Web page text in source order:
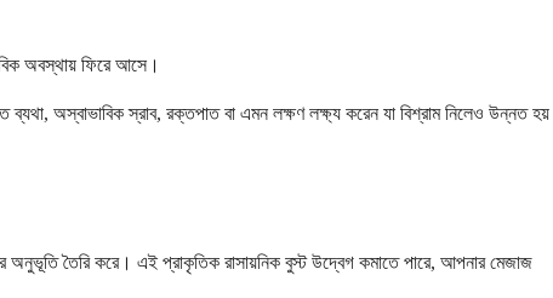
অবস্থায় ফিরে আসে।
অস্বাভাবিক স্রাব, রক্তপাত বা এমন লক্ষণ লক্ষ্য করেন যা বিশ্রাম নিলেও উন্নত হয়
অনুভূতি তৈরি করে। এই প্রাকৃতিক রাসায়নিক বুস্ট উদ্বেগ কমাতে পারে, আপনার মেজাজ